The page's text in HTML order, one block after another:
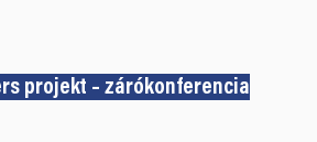
projekt – zárókonferencia